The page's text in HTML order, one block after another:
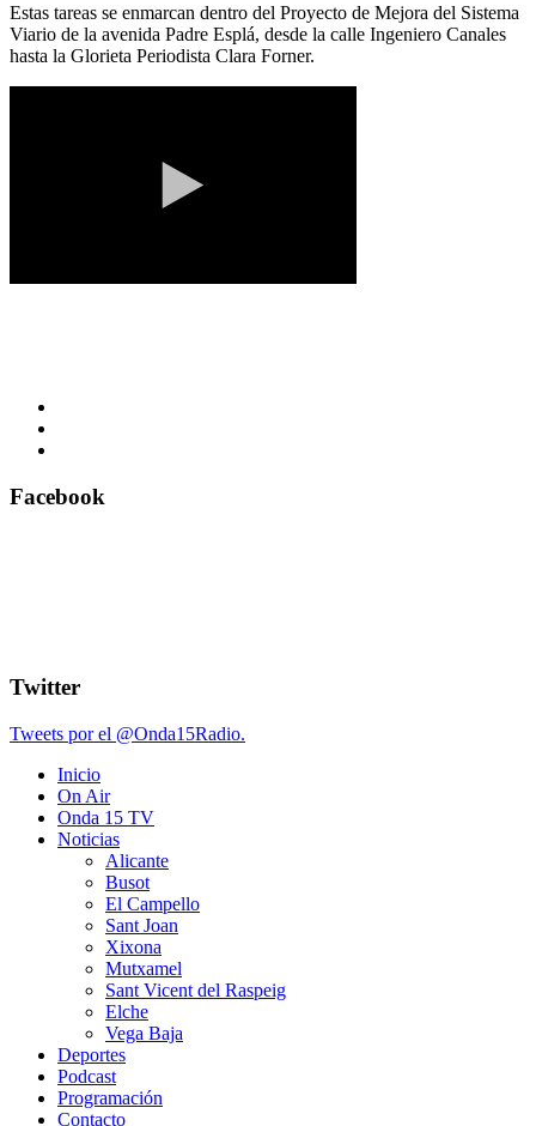
Estas tareas se enmarcan dentro del Proyecto de Mejora del Sistema
Viario de la avenida Padre Esplá, desde la calle Ingeniero Canales
hasta la Glorieta Periodista Clara Forner.
Facebook
Twitter
Tweets por el @Onda15Radio.
Inicio
On Air
Onda 15 TV
Noticias
Alicante
Busot
El Campello
Sant Joan
Xixona
Mutxamel
Sant Vicent del Raspeig
Elche
Vega Baja
Deportes
Podcast
Programación
Contacto